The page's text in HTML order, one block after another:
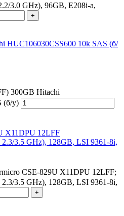
3.0 GHz), 96GB, E208i-a,
+
HUC106030CSS600 10k SAS (б/
300GB Hitachi
(б/у)
X11DPU 12LFF
3.5 GHz), 128GB, LSI 9361-8i,
CSE-829U X11DPU 12LFF;
3.5 GHz), 128GB, LSI 9361-8i,
+